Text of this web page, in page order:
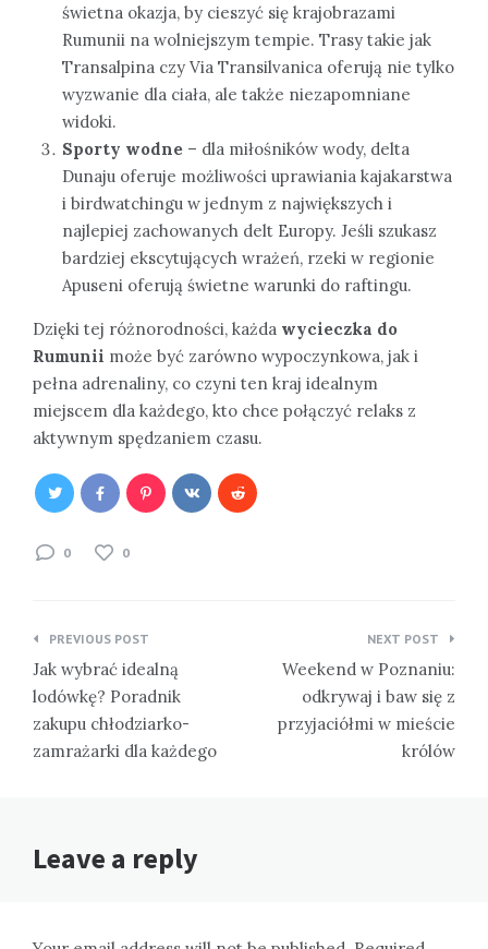
świetna okazja, by cieszyć się krajobrazami
Rumunii na wolniejszym tempie. Trasy takie jak
Transalpina czy Via Transilvanica oferują nie tylko
wyzwanie dla ciała, ale także niezapomniane
widoki.
Sporty wodne – dla miłośników wody, delta
Dunaju oferuje możliwości uprawiania kajakarstwa
i birdwatchingu w jednym z największych i
najlepiej zachowanych delt Europy. Jeśli szukasz
bardziej ekscytujących wrażeń, rzeki w regionie
Apuseni oferują świetne warunki do raftingu.
Dzięki tej różnorodności, każda wycieczka do
Rumunii może być zarówno wypoczynkowa, jak i
pełna adrenaliny, co czyni ten kraj idealnym
miejscem dla każdego, kto chce połączyć relaks z
aktywnym spędzaniem czasu.
0 0
Nawigacja
wpisu
PREVIOUS POST
Jak wybrać idealną
lodówkę? Poradnik
zakupu chłodziarko-
zamrażarki dla każdego
NEXT POST
Weekend w Poznaniu:
odkrywaj i baw się z
przyjaciółmi w mieście
królów
Leave a reply